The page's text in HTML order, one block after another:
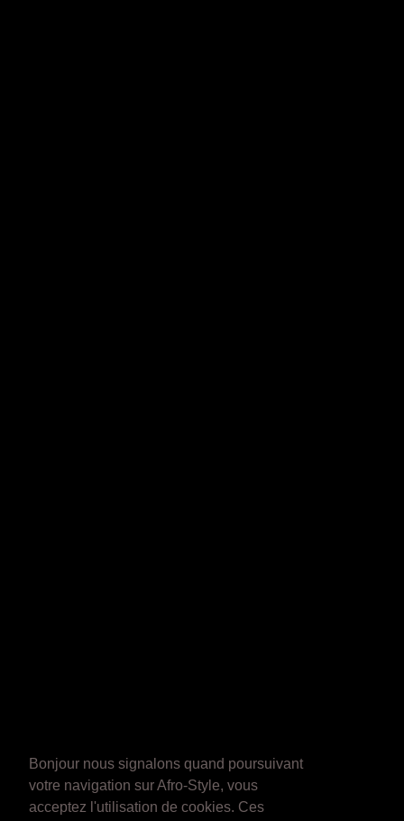
Bonjour nous signalons quand poursuivant
votre navigation sur Afro-Style, vous
acceptez l'utilisation de cookies. Ces